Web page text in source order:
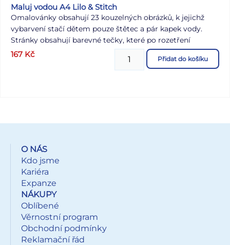
Maluj vodou A4 Lilo & Stitch
Omalovánky obsahují 23 kouzelných obrázků, k jejichž
vybarvení stačí dětem pouze štětec a pár kapek vody.
Stránky obsahují barevné tečky, které po rozetření
obrázek probarví.
167 Kč Přidat do košíku
O NÁS
Kdo jsme
Kariéra
Expanze
NÁKUPY
Oblíbené
Věrnostní program
Obchodní podmínky
Reklamační řád